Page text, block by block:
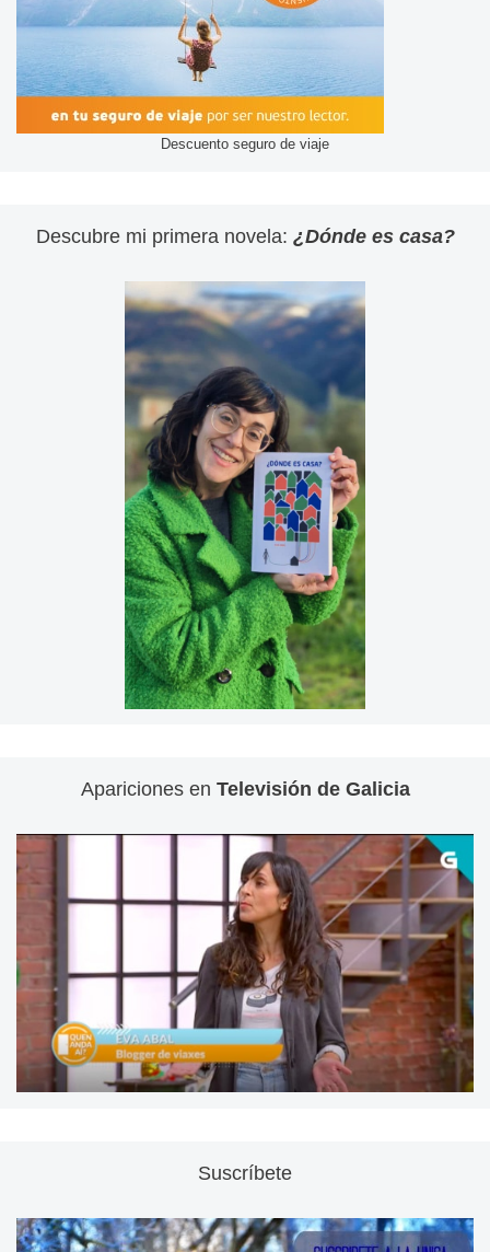
Descuento seguro de viaje
Descubre mi primera novela: ¿Dónde es casa?
Apariciones en Televisión de Galicia
Suscríbete